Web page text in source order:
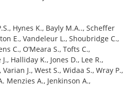
Hynes K., Bayly M.A.., Scheffer
E., Vandeleur L., Shoubridge C.,
C., O’Meara S., Tofts C.,
Halliday K., Jones D., Lee R.,
J., West S., Widaa S., Wray P.,
Menzies A., Jenkinson A.,